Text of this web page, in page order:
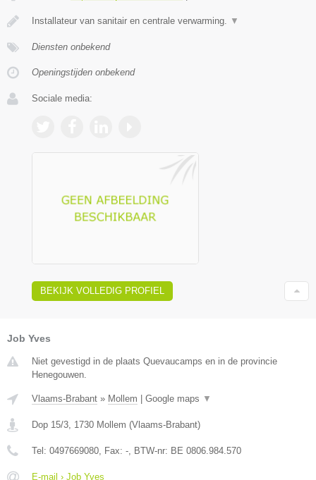
Installateur van sanitair en centrale verwarming. ▼
Diensten onbekend
Openingstijden onbekend
Sociale media:
BEKIJK VOLLEDIG PROFIEL
Job Yves
Niet gevestigd in de plaats Quevaucamps en in de provincie
Henegouwen.
Vlaams-Brabant » Mollem Google maps ▼
Dop 15/3 1730 Mollem (Vlaams-Brabant)
Tel: 0497669080 , Fax: - , BTW-nr: BE 0806.984.570
E-mail › Job Yves